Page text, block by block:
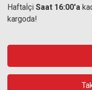
Haftaİçi Saat 16:00'a
kargoda!